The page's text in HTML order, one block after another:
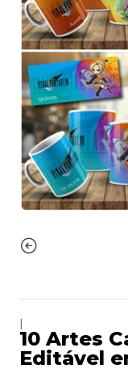
10 Artes
Editável